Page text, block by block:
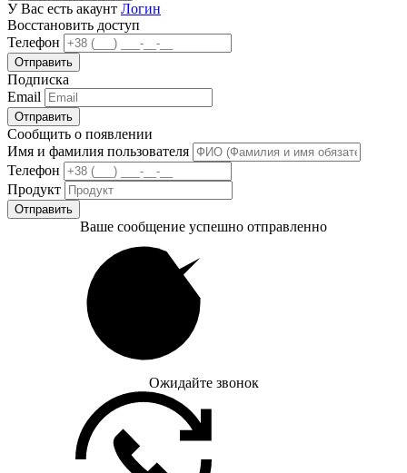
У Вас есть акаунт Логин
Восстановить доступ
Телефон
Отправить
Подписка
Email
Отправить
Сообщить о появлении
Имя и фамилия пользователя
Телефон
Продукт
Отправить
Ваше сообщение успешно отправленно
Ожидайте звонок